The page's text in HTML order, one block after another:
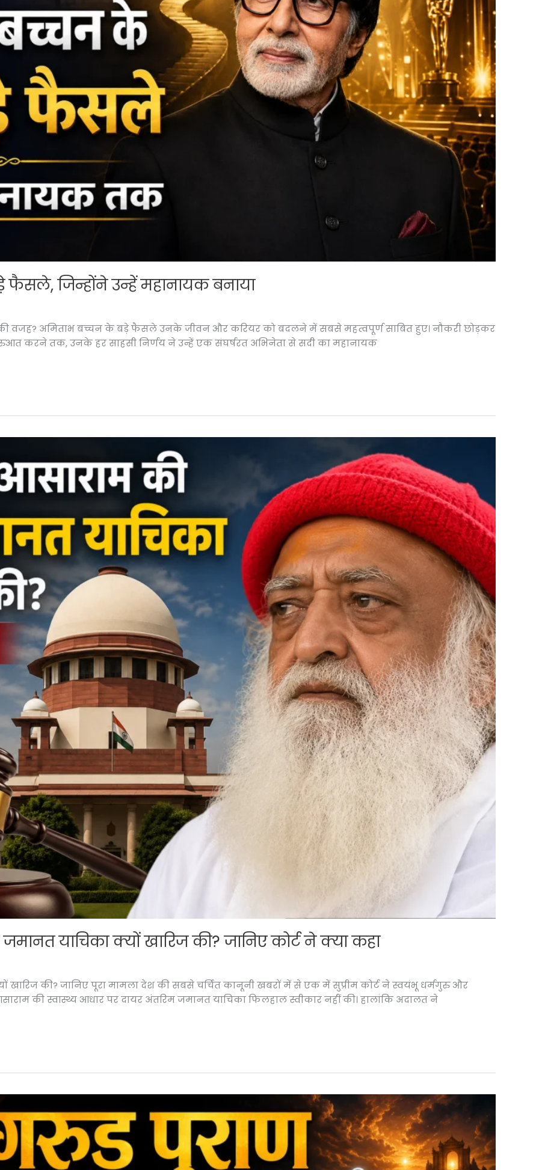
फैसले, जिन्होंने उन्हें महानायक बनाया
अमिताभ बच्चन के बड़े फैसले उनके जीवन और करियर को बदलने में सबसे महत्वपूर्ण साबित हुए। नौकरी छोड़कर
करने तक, उनके हर साहसी निर्णय ने उन्हें एक संघर्षरत अभिनेता से सदी का महानायक
याचिका क्यों खारिज की? जानिए कोर्ट ने क्या कहा
खारिज की? जानिए पूरा मामला देश की सबसे चर्चित कानूनी खबरों में से एक में सुप्रीम कोर्ट ने स्वयंभू धर्मगुरु और
की स्वास्थ्य आधार पर दायर अंतरिम जमानत याचिका फिलहाल स्वीकार नहीं की। हालांकि अदालत ने